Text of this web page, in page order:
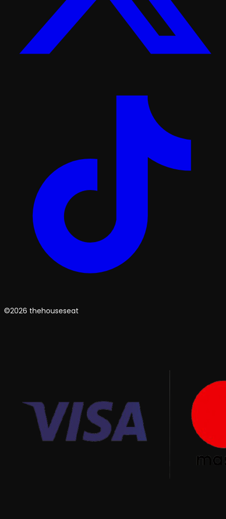
©2026 thehouseseat